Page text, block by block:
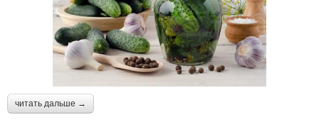
читать дальше →